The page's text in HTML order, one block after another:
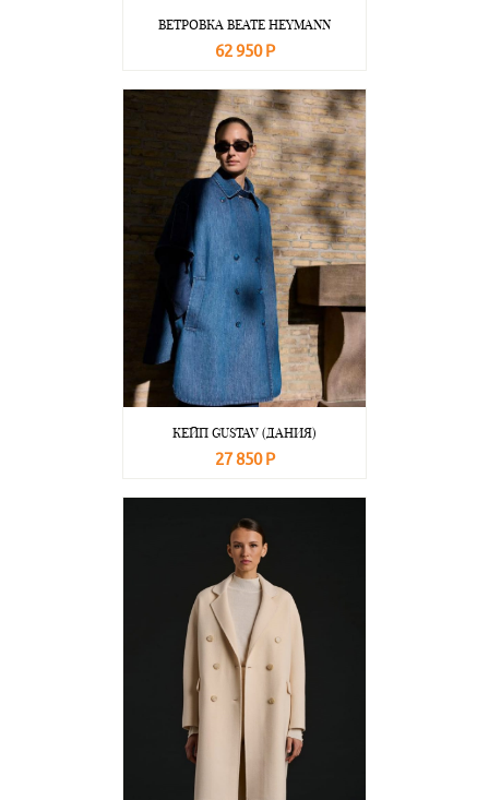
ВЕТРОВКА BEATE НEYMANN
62 950 Р
КЕЙП GUSTAV (ДАНИЯ)
27 850 Р